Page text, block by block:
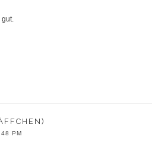
gut.
PM